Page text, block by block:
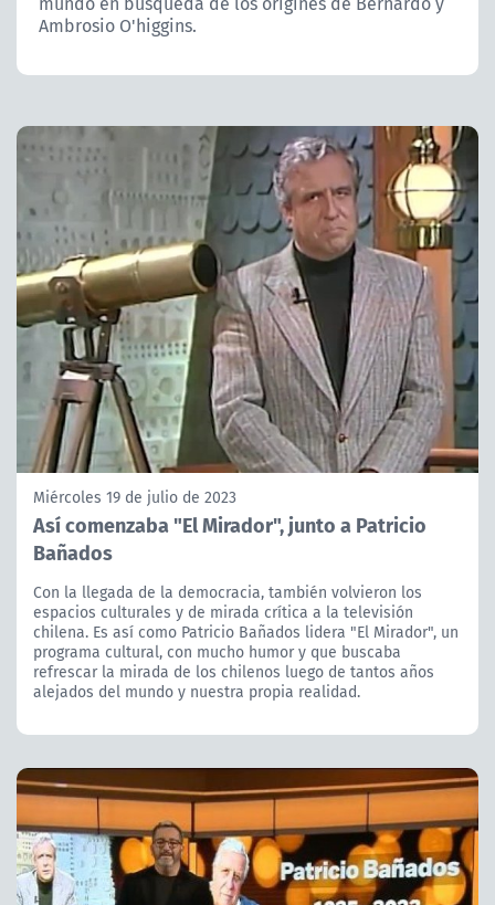
CANAL DE DENUNCIAS
ÁREA DE PROYECTOS
Ambrosio O'higgins.
Miércoles 19 de julio de 2023
Así comenzaba "El Mirador", junto a Patricio
Bañados
Con la llegada de la democracia, también volvieron los
espacios culturales y de mirada crítica a la televisión
chilena. Es así como Patricio Bañados lidera "El Mirador", un
programa cultural, con mucho humor y que buscaba
refrescar la mirada de los chilenos luego de tantos años
alejados del mundo y nuestra propia realidad.